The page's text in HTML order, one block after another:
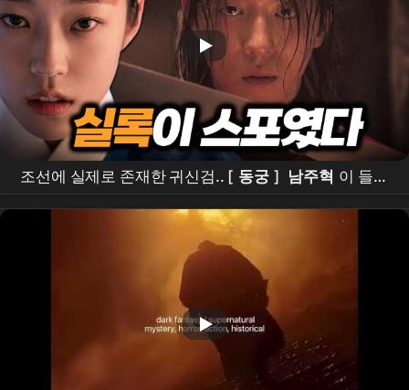
조선에 실제로 존재한 귀신검.. [ 동궁 ] 남주혁 이 들었
다ㄷㄷ